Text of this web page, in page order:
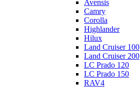
Avensis
Camry
Corolla
Highlander
Hilux
Land Cruiser 100
Land Cruiser 200
LC Prado 120
LC Prado 150
RAV4